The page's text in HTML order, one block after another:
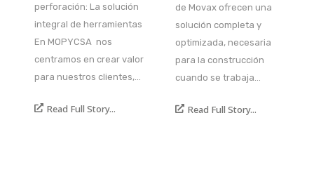
perforación: La solución
integral de herramientas
En MOPYCSA nos
centramos en crear valor
para nuestros clientes,…
Read Full Story...
de Movax ofrecen una
solución completa y
optimizada, necesaria
para la construcción
cuando se trabaja…
Read Full Story...